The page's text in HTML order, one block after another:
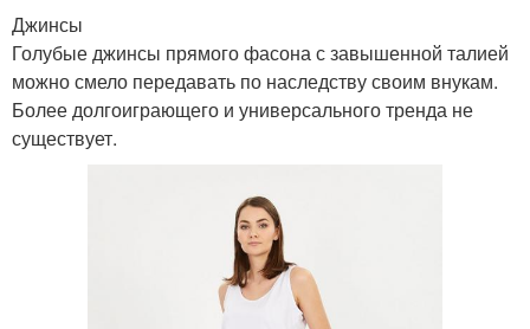
Джинсы
Голубые джинсы прямого фасона с завышенной талией
можно смело передавать по наследству своим внукам.
Более долгоиграющего и универсального тренда не
существует.